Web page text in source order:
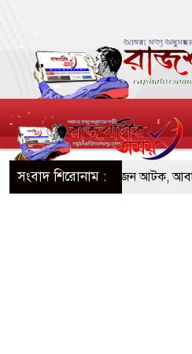
সংবাদ শিরোনাম :
পরিচয়ে দুইজন আটক, আবারও